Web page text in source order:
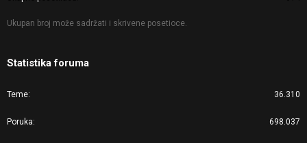
Ukupan broj može sadržati i skrivene posetioce.
Statistika foruma
Teme 36.310
Poruka 698.037